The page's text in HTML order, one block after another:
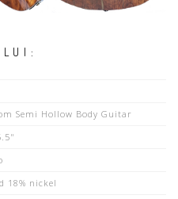
Semi Hollow Body Guitar
18% nickel